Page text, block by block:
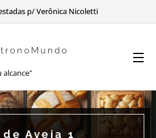
p/ Verônica Nicoletti
alcance"
de Aveia 1